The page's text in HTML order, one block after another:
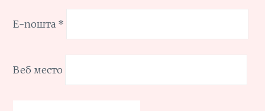
Е-пошта *
Веб место